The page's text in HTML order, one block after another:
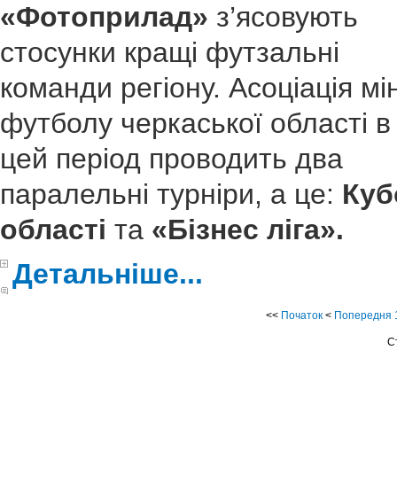
«Фотоприлад» з’ясовують
стосунки кращі футзальні
команди регіону. Асоціація
футболу черкаської області в
цей період проводить два
паралельні турніри, а це:
області та «Бізнес ліга».
Детальніше...
<< Початок< Попередня